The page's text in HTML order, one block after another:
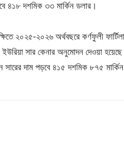
৪১৮ দশমিক ৩৩ মার্কিন ডলার।
২০২৫-২০২৬ অর্থবছরে কর্ণফুলী
ইউরিয়া সার কেনার অনুমোদন দেওয়া
দাম পড়বে ৪১৫ দশমিক ৮৭৫